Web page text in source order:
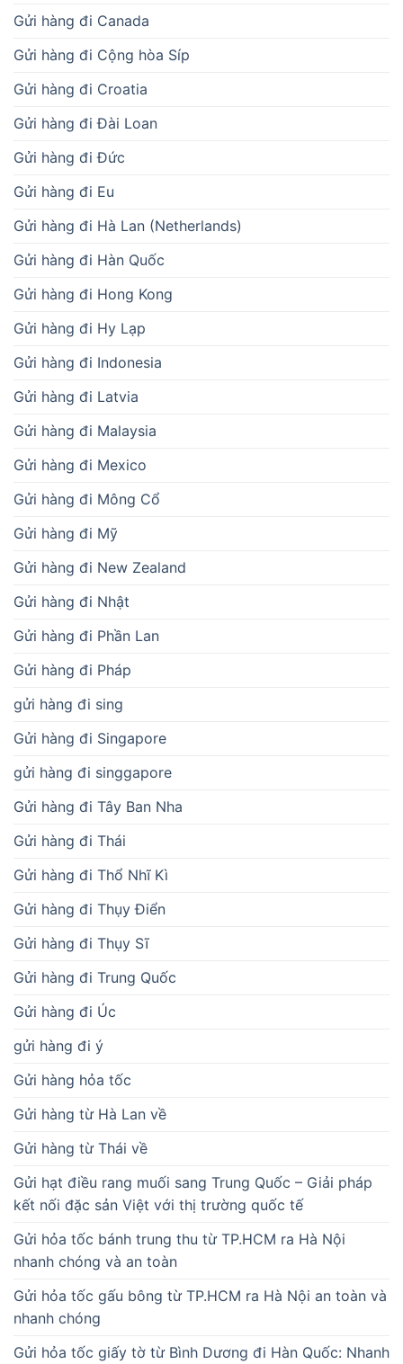
Gửi hàng đi Canada
Gửi hàng đi Cộng hòa Síp
Gửi hàng đi Croatia
Gửi hàng đi Đài Loan
Gửi hàng đi Đức
Gửi hàng đi Eu
Gửi hàng đi Hà Lan (Netherlands)
Gửi hàng đi Hàn Quốc
Gửi hàng đi Hong Kong
Gửi hàng đi Hy Lạp
Gửi hàng đi Indonesia
Gửi hàng đi Latvia
Gửi hàng đi Malaysia
Gửi hàng đi Mexico
Gửi hàng đi Mông Cổ
Gửi hàng đi Mỹ
Gửi hàng đi New Zealand
Gửi hàng đi Nhật
Gửi hàng đi Phần Lan
Gửi hàng đi Pháp
gửi hàng đi sing
Gửi hàng đi Singapore
gửi hàng đi singgapore
Gửi hàng đi Tây Ban Nha
Gửi hàng đi Thái
Gửi hàng đi Thổ Nhĩ Kì
Gửi hàng đi Thụy Điển
Gửi hàng đi Thụy Sĩ
Gửi hàng đi Trung Quốc
Gửi hàng đi Úc
gửi hàng đi ý
Gửi hàng hỏa tốc
Gửi hàng từ Hà Lan về
Gửi hàng từ Thái về
Gửi hạt điều rang muối sang Trung Quốc – Giải pháp
kết nối đặc sản Việt với thị trường quốc tế
Gửi hỏa tốc bánh trung thu từ TP.HCM ra Hà Nội
nhanh chóng và an toàn
Gửi hỏa tốc gấu bông từ TP.HCM ra Hà Nội an toàn và
nhanh chóng
Gửi hỏa tốc giấy tờ từ Bình Dương đi Hàn Quốc: Nhanh